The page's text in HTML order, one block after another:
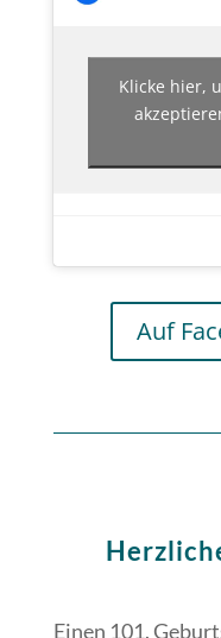
Klicke hier,
Auf
Einen 101.